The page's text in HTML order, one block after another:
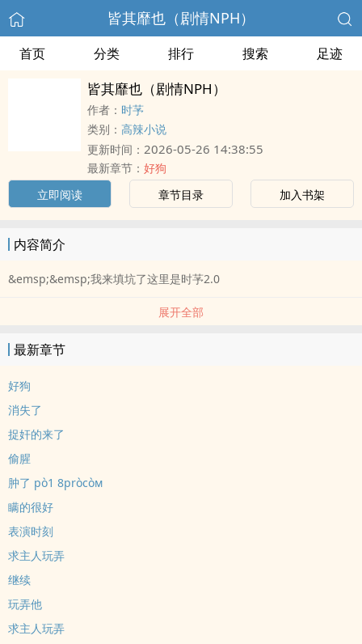
皆其靡也（剧情NPH）
首页 分类 排行 搜索 足迹
皆其靡也（剧情NPH）
作者： 时芧
类别： 高辣小说
更新时间： 2026-05-26 14:38:55
最新章节： 好狗
立即阅读
章节目录 加入书架
内容简介
&emsp;&emsp;我来填坑了这里是时芧2.0
展开全部
最新章节
好狗
消失了
捉奸的来了
偷腥
肿了 pò1 8pròcòм
瞒的很好
表演时刻
求主人玩弄
继续
玩弄他
求主人玩弄